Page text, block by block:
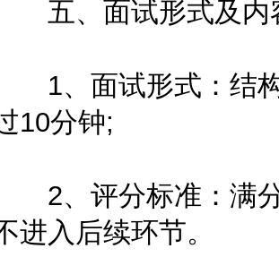
五、面试形式及内
1、面试形式：结构
10分钟;
2、评分标准：满分
进入后续环节。